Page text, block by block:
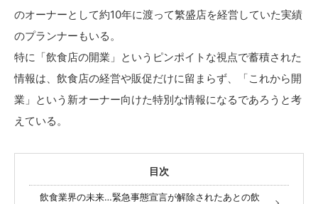
のオーナーとして約10年に渡って繁盛店を経営していた実績
のプランナーもいる。
特に「飲食店の開業」というピンポイトな視点で蓄積された
情報は、飲食店の経営や販促だけに留まらず、「これから開
業」という新オーナー向けた特別な情報になるであろうと考
えている。
目次
飲食業界の未来…緊急事態宣言が解除されたあとの飲